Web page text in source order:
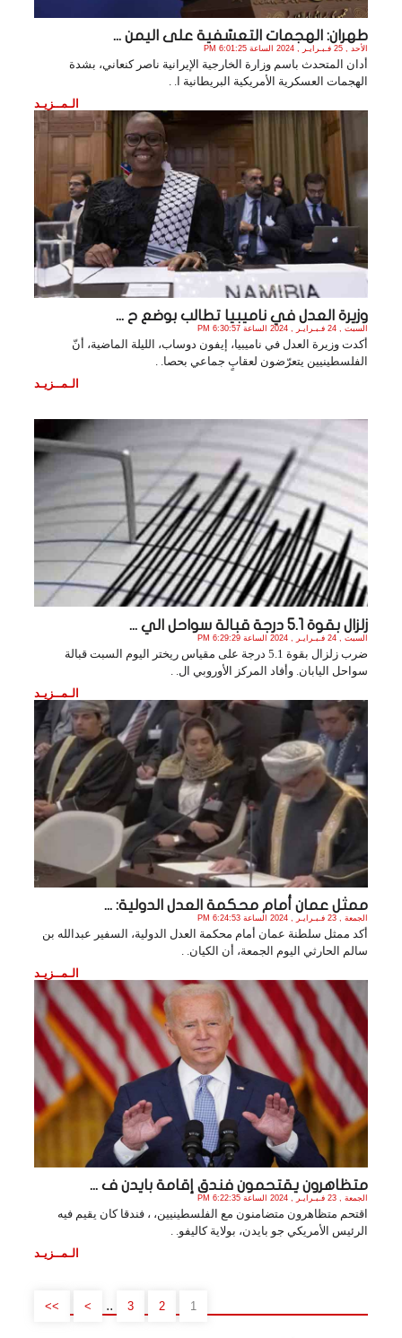
طهران: الهجمات التعسّفية على اليمن ...
الأحد , 25 فـبـرايـر , 2024 الساعة 6:01:25 PM
أدان المتحدث باسم وزارة الخارجية الإيرانية ناصر كنعاني، بشدة
الهجمات العسكرية الأمريكية البريطانية ا. .
الـمــزيـد
وزيرة العدل في ناميبيا تطالب بوضع ح ...
السبت , 24 فـبـرايـر , 2024 الساعة 6:30:57 PM
أكدت وزيرة العدل في ناميبيا، إيفون دوساب، الليلة الماضية، أنّ
الفلسطينيين يتعرّضون لعقابٍ جماعي بحصا. .
الـمــزيـد
زلزال بقوة 5.1 درجة قبالة سواحل الي ...
السبت , 24 فـبـرايـر , 2024 الساعة 6:29:29 PM
ضرب زلزال بقوة 5.1 درجة على مقياس ريختر اليوم السبت قبالة
سواحل اليابان. وأفاد المركز الأوروبي ال. .
الـمــزيـد
ممثل عمان أمام محكمة العدل الدولية: ...
الجمعة , 23 فـبـرايـر , 2024 الساعة 6:24:53 PM
أكد ممثل سلطنة عمان أمام محكمة العدل الدولية، السفير عبدالله بن
سالم الحارثي اليوم الجمعة، أن الكيان. .
الـمــزيـد
متظاهرون يقتحمون فندق إقامة بايدن ف ...
الجمعة , 23 فـبـرايـر , 2024 الساعة 6:22:35 PM
اقتحم متظاهرون متضامنون مع الفلسطينيين، ، فندقا كان يقيم فيه
الرئيس الأمريكي جو بايدن، بولاية كاليفو. .
الـمــزيـد
1
2
3
..
>
>>